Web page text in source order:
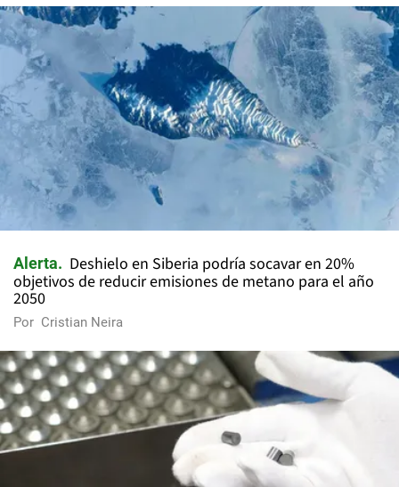
Alerta
Deshielo en Siberia podría socavar en 20%
objetivos de reducir emisiones de metano para el año
2050
Por Cristian Neira